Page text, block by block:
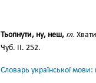
Тьопнути, ну, неш, гл.
Чуб. ІІ. 252.
Словарь української